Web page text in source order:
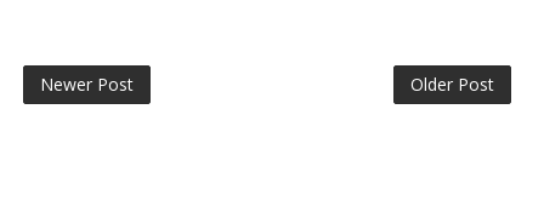
Newer Post Older Post